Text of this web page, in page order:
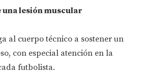
una lesión muscular
al cuerpo técnico a sostener un
con especial atención en la
futbolista.